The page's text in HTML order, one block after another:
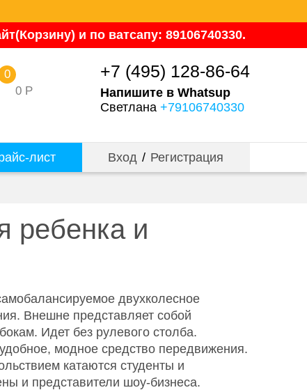
и по ватсапу: 89106740330.
0 Р
0 +7 (495) 128-86-64
Напишите в Whatsup
Светлана +79106740330
лист Вход / Регистрация
ребенка и
двухколесное
Внешне представляет собой
Идет без рулевого столба.
модное средство передвижения.
катаются студенты и
и представители шоу-бизнеса.